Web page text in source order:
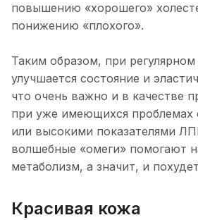
повышению «хорошего»
понижению «плохого».
Таким образом, при
улучшается состояние и
что очень важно и в качестве
при уже имеющихся проблемах
или высокими показателями
волшебные «омеги» помогают
метаболизм, а значит, и
Красивая кожа